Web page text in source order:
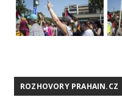
ROZHOVORY PRAHAIN.CZ